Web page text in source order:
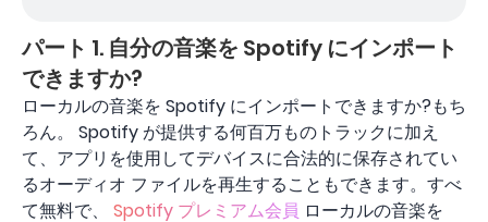
パート 1. 自分の音楽を Spotify にインポート
できますか?
ローカルの音楽を Spotify にインポートできますか?もち
ろん。 Spotify が提供する何百万ものトラックに加え
て、アプリを使用してデバイスに合法的に保存されてい
るオーディオ ファイルを再生することもできます。すべ
て無料で、 Spotify プレミアム会員 ローカルの音楽を